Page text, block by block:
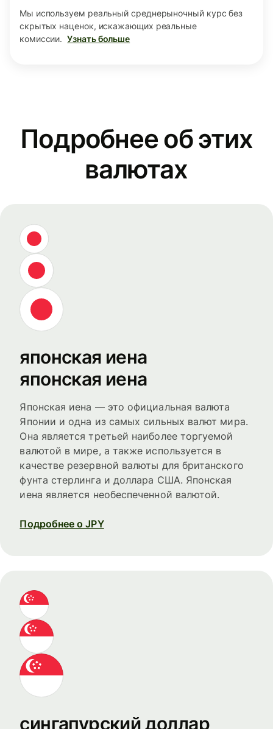
Мы используем реальный среднерыночный курс без
скрытых наценок, искажающих реальные
комиссии. Узнать больше
Подробнее об этих
валютах
японская иена
японская иена
Японская иена — это официальная валюта
Японии и одна из самых сильных валют мира.
Она является третьей наиболее торгуемой
валютой в мире, а также используется в
качестве резервной валюты для британского
фунта стерлинга и доллара США. Японская
иена является необеспеченной валютой.
Подробнее о JPY
сингапурский доллар